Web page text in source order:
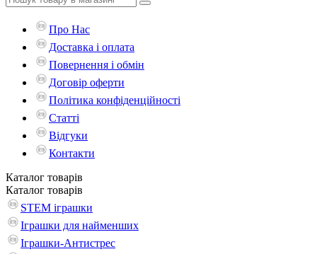
Про Нас
Доставка і оплата
Повернення і обмін
Договір оферти
Політика конфіденційності
Статті
Відгуки
Контакти
Каталог товарів
Каталог товарів
STEM іграшки
Іграшки для найменших
Іграшки-Антистрес